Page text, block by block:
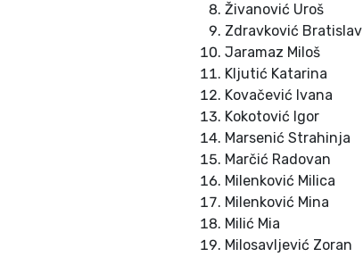
Živanović Uroš
Zdravković Bratislav
Jaramaz Miloš
Kljutić Katarina
Kovačević Ivana
Kokotović Igor
Marsenić Strahinja
Marčić Radovan
Milenković Milica
Milenković Mina
Milić Mia
Milosavljević Zoran